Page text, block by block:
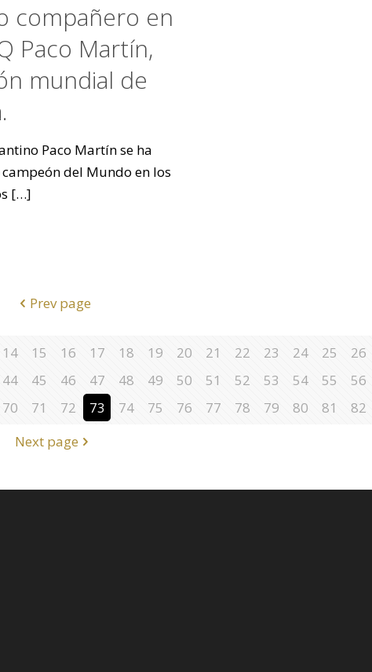
compañero en
Paco Martín,
mundial de
Paco Martín se ha
del Mundo en los
[…]
Prev page
14 15 16 17 18 19 20 21 22 23 24 25 26
44 45 46 47 48 49 50 51 52 53 54 55 56
70 71 72 73 74 75 76 77 78 79 80 81
82
Next page